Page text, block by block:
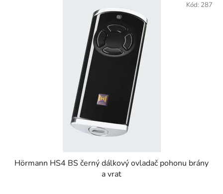
Hörmann HS4 BS černý dálkový ovladač pohonu brány
a vrat
Kód: 287